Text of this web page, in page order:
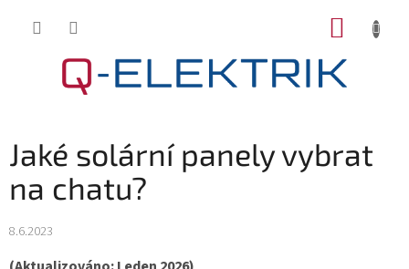
Jaké solární panely vybrat
na chatu?
8.6.2023